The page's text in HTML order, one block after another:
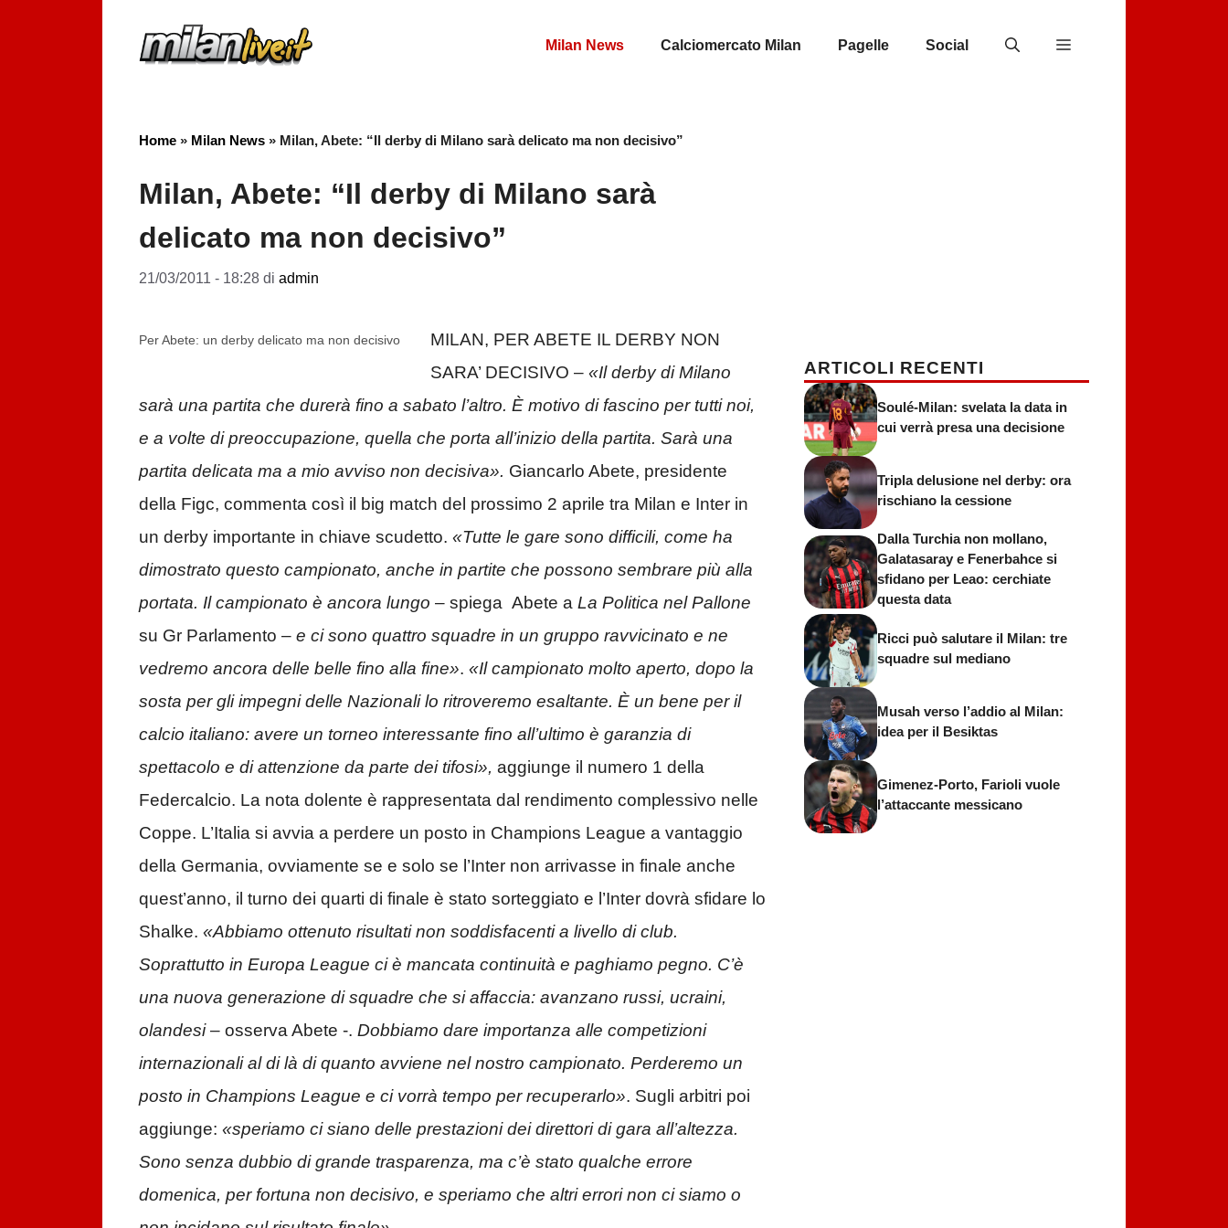
Milan News Calciomercato Milan Pagelle Social
Home » Milan News » Milan, Abete: “Il derby di Milano sarà delicato ma non decisivo”
Milan, Abete: “Il derby di Milano sarà
delicato ma non decisivo”
21/03/2011 - 18:28 di admin
Per Abete: un derby delicato ma non decisivo
MILAN, PER ABETE IL DERBY NON
SARA’ DECISIVO – «Il derby di Milano
sarà una partita che durerà fino a sabato l’altro. È motivo di fascino per tutti noi,
e a volte di preoccupazione, quella che porta all’inizio della partita. Sarà una
partita delicata ma a mio avviso non decisiva». Giancarlo Abete, presidente
della Figc, commenta così il big match del prossimo 2 aprile tra Milan e Inter in
un derby importante in chiave scudetto. «Tutte le gare sono difficili, come ha
dimostrato questo campionato, anche in partite che possono sembrare più alla
portata. Il campionato è ancora lungo – spiega Abete a La Politica nel Pallone
su Gr Parlamento – e ci sono quattro squadre in un gruppo ravvicinato e ne
vedremo ancora delle belle fino alla fine». «Il campionato molto aperto, dopo la
sosta per gli impegni delle Nazionali lo ritroveremo esaltante. È un bene per il
calcio italiano: avere un torneo interessante fino all’ultimo è garanzia di
spettacolo e di attenzione da parte dei tifosi», aggiunge il numero 1 della
Federcalcio. La nota dolente è rappresentata dal rendimento complessivo nelle
Coppe. L’Italia si avvia a perdere un posto in Champions League a vantaggio
della Germania, ovviamente se e solo se l’Inter non arrivasse in finale anche
quest’anno, il turno dei quarti di finale è stato sorteggiato e l’Inter dovrà sfidare lo
Shalke. «Abbiamo ottenuto risultati non soddisfacenti a livello di club.
Soprattutto in Europa League ci è mancata continuità e paghiamo pegno. C’è
una nuova generazione di squadre che si affaccia: avanzano russi, ucraini,
olandesi– osserva Abete -. Dobbiamo dare importanza alle competizioni
internazionali al di là di quanto avviene nel nostro campionato. Perderemo un
posto in Champions League e ci vorrà tempo per recuperarlo». Sugli arbitri poi
aggiunge: «speriamo ci siano delle prestazioni dei direttori di gara all’altezza.
Sono senza dubbio di grande trasparenza, ma c’è stato qualche errore
domenica, per fortuna non decisivo, e speriamo che altri errori non ci siamo o
ARTICOLI RECENTI
Soulé-Milan: svelata la data in
cui verrà presa una decisione
Tripla delusione nel derby: ora
rischiano la cessione
Dalla Turchia non mollano,
Galatasaray e Fenerbahce si
sfidano per Leao: cerchiate
questa data
Ricci può salutare il Milan: tre
squadre sul mediano
Musah verso l’addio al Milan:
idea per il Besiktas
Gimenez-Porto, Farioli vuole
l’attaccante messicano